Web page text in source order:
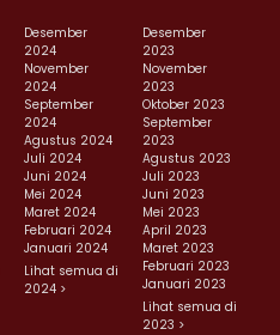
Desember
2024
November
2024
September
2024
Agustus 2024
Juli 2024
Juni 2024
Mei 2024
Maret 2024
Februari 2024
Januari 2024
Lihat semua di
2024 >
Desember
2023
November
2023
Oktober 2023
September
2023
Agustus 2023
Juli 2023
Juni 2023
Mei 2023
April 2023
Maret 2023
Februari 2023
Januari 2023
Lihat semua di
2023 >